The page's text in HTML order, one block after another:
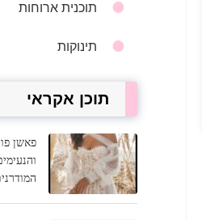
תוכנית ארוחות
תינוקות
תוכן אקראי
פאשן